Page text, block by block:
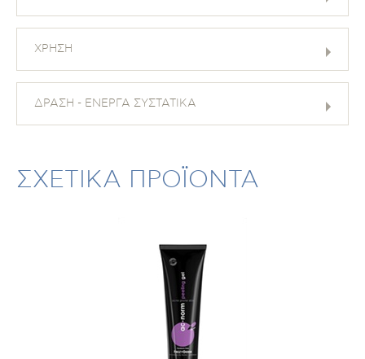
ΧΡΗΣΗ
ΔΡΑΣΗ - ΕΝΕΡΓΑ ΣΥΣΤΑΤΙΚΑ
ΣΧΕΤΙΚΑ ΠΡΟΪΟΝΤΑ